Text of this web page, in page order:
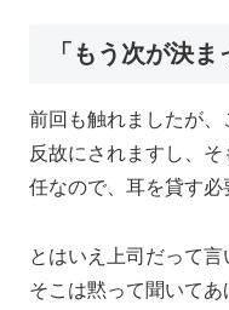
「もう次が決ま
前回も触れましたが
反故にされますし、
任なので、耳を貸す必
とはいえ上司だって言
そこは黙って聞いてあ